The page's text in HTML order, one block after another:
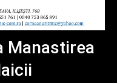
Manastirea